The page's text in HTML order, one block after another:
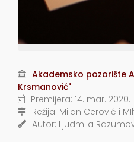
Akademsko pozorište
Krsmanović"
Premijera: 14. mar. 2020.
Režija: Milan Cerović i
Autor: Ljudmila